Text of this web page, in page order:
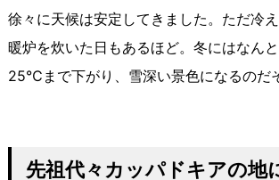
徐々に天候は安定してきました。ただ冷え
暖炉を炊いた日もあるほど。冬にはなん
25℃ まで下がり、雪深い景色になるのだ
先祖代々カッパドキアの地